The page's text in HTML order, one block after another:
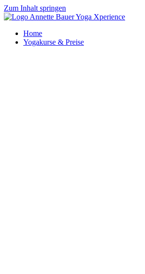
Zum Inhalt springen
Home
Yogakurse & Preise